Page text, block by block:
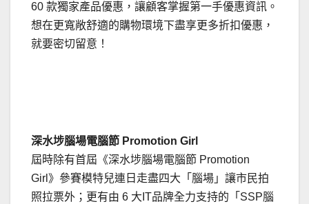
60 款獨家產品優惠，讓顧客掌握第一手優惠資訊。
想在更寬敞舒適的購物環境下盡享更多折扣優惠，
就要密切留意！
深水埗腦場電腦節 Promotion Girl
屆時除有首屆《深水埗腦場電腦節 Promotion
Girl》參賽模特兒連日走盡四大「腦場」讓市民拍
照拉票外；更有由 6 大IT品牌全力支持的「SSP腦